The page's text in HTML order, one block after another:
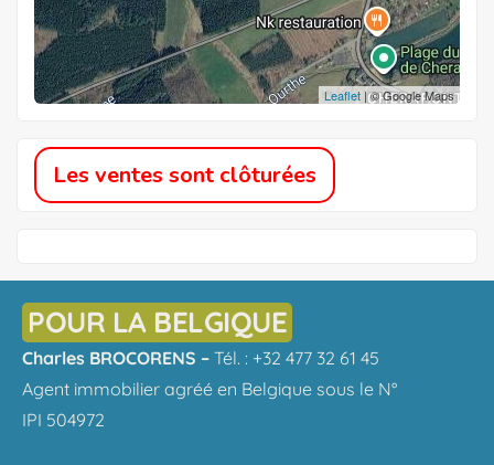
Leaflet | © Google Maps
Les ventes sont clôturées
POUR LA BELGIQUE
Charles BROCORENS – Tél. : +32 477 32 61 45
Agent immobilier agréé en Belgique sous le N°
IPI 504972